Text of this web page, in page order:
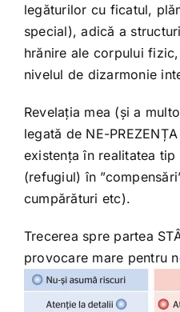
legăturilor cu ficatul,
special), adică a
hrănire ale corpului
nivelul de dizarmonie
Revelația mea (și a
legată de NE-
existența în realitatea tip
(refugiul) în
cumpărături etc).
Trecerea spre partea
provocare mare pentru